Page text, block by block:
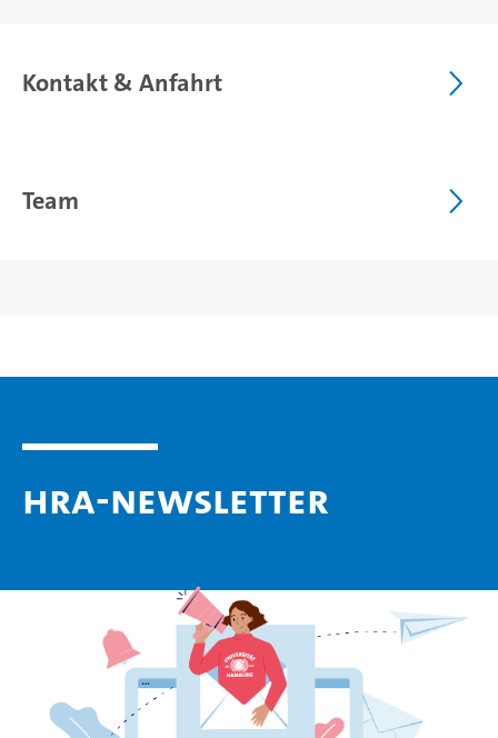
Kontakt & Anfahrt
Team
HRA-Newsletter